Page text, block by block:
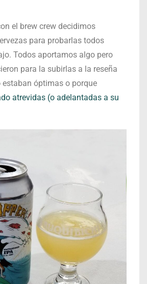
el brew crew decidimos
para probarlas todos
Todos aportamos algo pero
para la subirlas a la reseña
estaban óptimas o porque
atrevidas (o adelantadas a su